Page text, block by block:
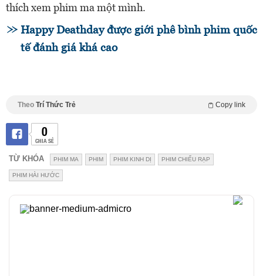
thích xem phim ma một mình.
Happy Deathday được giới phê bình phim quốc
tế đánh giá khá cao
Theo Trí Thức Trẻ Copy link
0
CHIA SẺ
TỪ KHÓA PHIM MA PHIM PHIM KINH DỊ PHIM CHIẾU RẠP
PHIM HÀI HƯỚC